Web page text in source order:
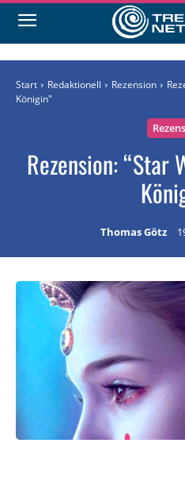
Start Redaktionell Rezension
Königin"
Rezension: “Star
Thomas Götz